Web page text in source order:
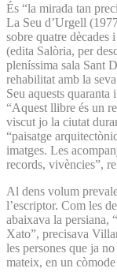
És “la mirada tan
La Seu d’Urgell
sobre quatre
(edita Salòria, per
pleníssima sala Sant
rehabilitat amb la
Seu aquests
“Aquest llibre és un
viscut jo la ciutat
“paisatge
imatges. Les
records, vivències”,
Al dens volum
l’escriptor. Com les
abaixava la persiana,
Xato”, precisava
les persones que ja
mateix, en un